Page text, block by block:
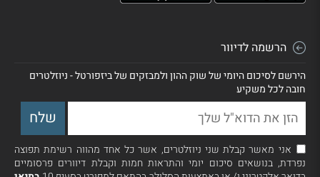
הרשמה לדיוור
הירשם לסיכום היומי של שוק ההון ולמבזקים של ביזפורטל - ניוזלטרים
חובה לכל משקיע
אני מאשר קבלת שני ניוזלטרים, אשר כל אחד מהווה רשימת תפוצה
נפרדת, בנושאים סיכום יומי והתראות חמות וקבלת דיוורים פרסומיים